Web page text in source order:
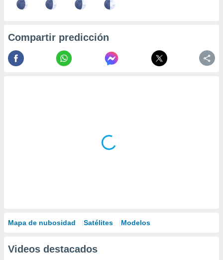
Compartir predicción
Mapa de nubosidad Satélites Modelos
Videos destacados